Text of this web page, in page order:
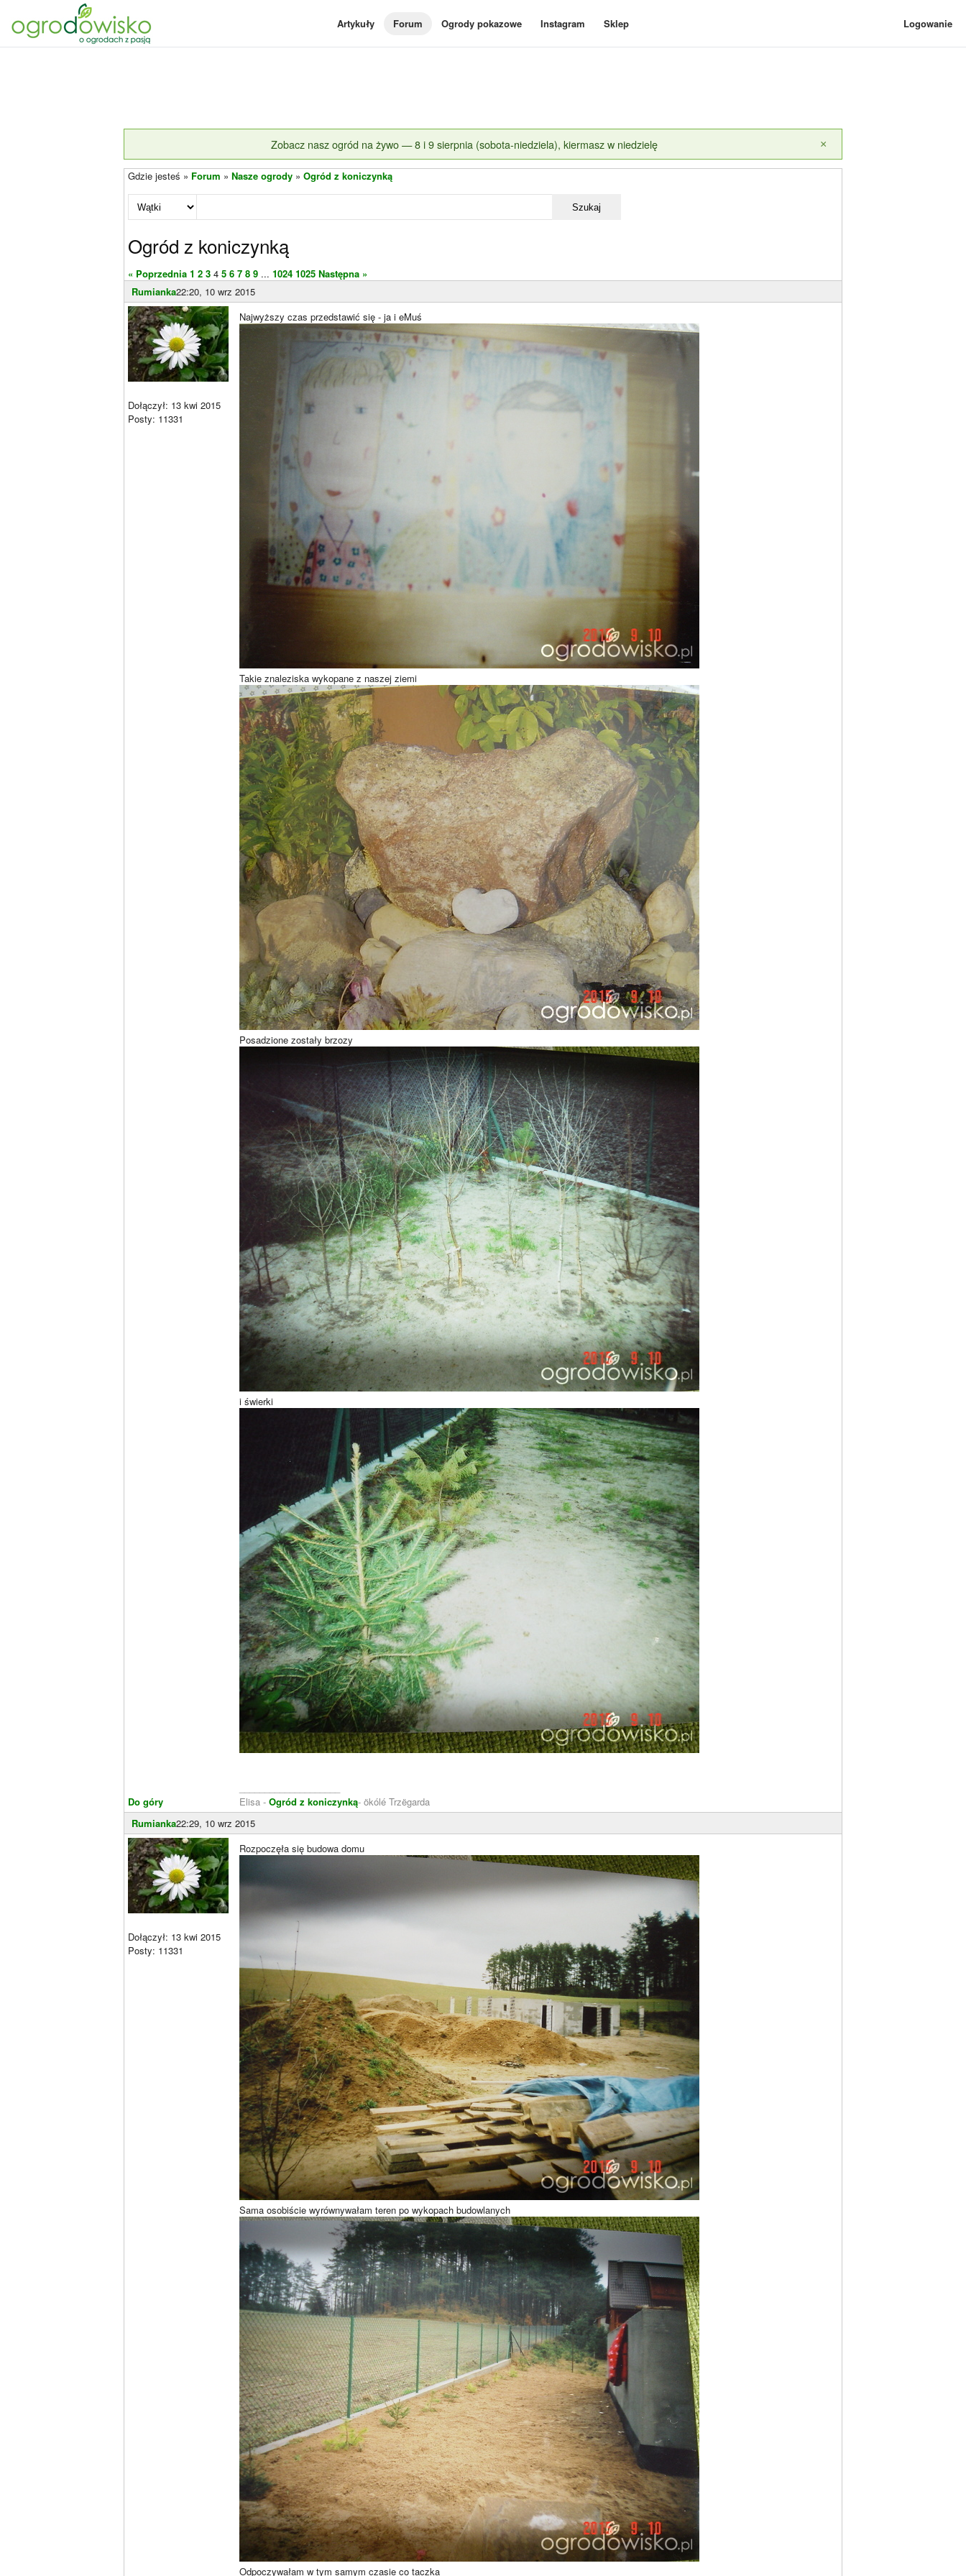
Artykuły Forum Ogrody pokazowe Instagram Sklep Logowanie
Zobacz nasz ogród na żywo — 8 i 9 sierpnia (sobota-niedziela), kiermasz w niedzielę ×
Gdzie jesteś » Forum » Nasze ogrody » Ogród z koniczynką
Szukaj
Ogród z koniczynką
« Poprzednia 1 2 3 4 5 6 7 8 9 ... 1024 1025 Następna »
Rumianka22:20, 10 wrz 2015
Dołączył: 13 kwi 2015
Posty: 11331
Do góry
Najwyższy czas przedstawić się - ja i eMuś
Takie znaleziska wykopane z naszej ziemi
Posadzione zostały brzozy
i świerki
Elisa - Ogród z koniczynką- ökólé Trzëgarda
Rumianka22:29, 10 wrz 2015
Dołączył: 13 kwi 2015
Posty: 11331
Rozpoczęła się budowa domu
Sama osobiście wyrównywałam teren po wykopach budowlanych
Odpoczywałam w tym samym czasie co taczka